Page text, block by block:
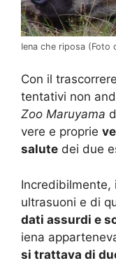
Iena che riposa (Foto
Con il
tentativi non
Zoo Maruyama
vere e proprie
salute dei due
Incredibilmente,
ultrasuoni e di
dati assurdi e
iena
si trattava di